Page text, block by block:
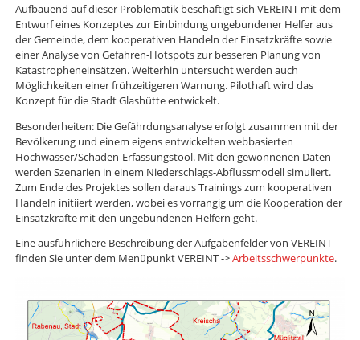
Aufbauend auf dieser Problematik beschäftigt sich VEREINT mit dem
Entwurf eines Konzeptes zur Einbindung ungebundener Helfer aus
der Gemeinde, dem kooperativen Handeln der Einsatzkräfte sowie
einer Analyse von Gefahren-Hotspots zur besseren Planung von
Katastropheneinsätzen. Weiterhin untersucht werden auch
Möglichkeiten einer frühzeitigeren Warnung. Pilothaft wird das
Konzept für die Stadt Glashütte entwickelt.
Besonderheiten: Die Gefährdungsanalyse erfolgt zusammen mit der
Bevölkerung und einem eigens entwickelten webbasierten
Hochwasser/Schaden-Erfassungstool. Mit den gewonnenen Daten
werden Szenarien in einem Niederschlags-Abflussmodell simuliert.
Zum Ende des Projektes sollen daraus Trainings zum kooperativen
Handeln initiiert werden, wobei es vorrangig um die Kooperation der
Einsatzkräfte mit den ungebundenen Helfern geht.
Eine ausführlichere Beschreibung der Aufgabenfelder von VEREINT
finden Sie unter dem Menüpunkt VEREINT ->Arbeitsschwerpunkte.